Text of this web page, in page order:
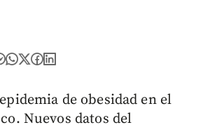
de obesidad en el
Nuevos datos del